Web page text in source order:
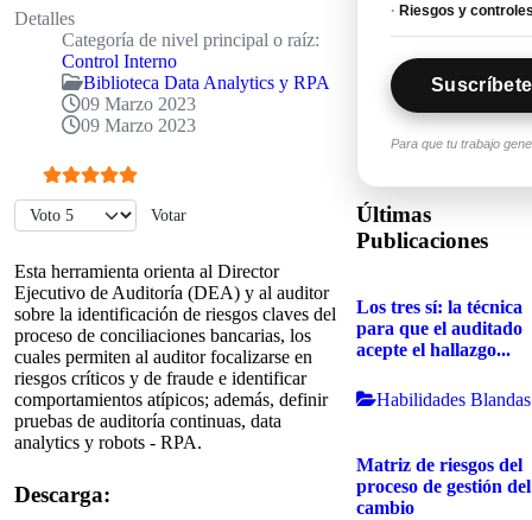
Detalles
Categoría de nivel principal o raíz:
Control Interno
Biblioteca Data Analytics y RPA
09 Marzo 2023
09 Marzo 2023
Ratio:5/5
Por favor, vote
Esta herramienta orienta al Director
Ejecutivo de Auditoría (DEA) y al auditor
sobre la identificación de riesgos claves del
proceso de conciliaciones bancarias, los
cuales permiten al auditor focalizarse en
riesgos críticos y de fraude e identificar
comportamientos atípicos; además, definir
pruebas de auditoría continuas, data
analytics y robots - RPA.
Descarga:
· Riesgos y
Para que tu trabajo
Últimas
Publicaciones
Los tres sí: la técnica
para que el auditado
acepte el hallazgo...
Habilidades Blandas
Matriz de riesgos del
proceso de gestión del
cambio